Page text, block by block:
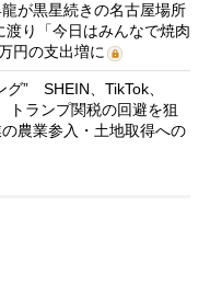
が黒星続きの名古屋場所
り「今日はみんなで焼肉
円の支出増に
グ” SHEIN、TikTok、
ランプ関税の回避を狙
農業参入・土地取得への